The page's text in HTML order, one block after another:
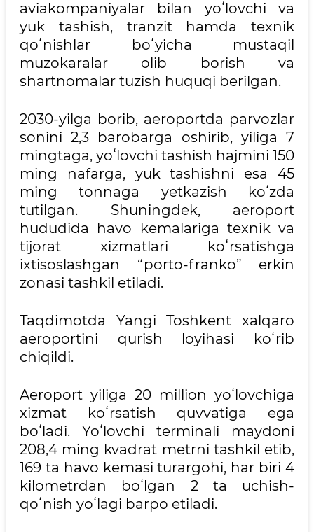
aviakompaniyalar bilan yoʻlovchi va
yuk tashish, tranzit hamda texnik
qoʻnishlar boʻyicha mustaqil
muzokaralar olib borish va
shartnomalar tuzish huquqi berilgan.
2030-yilga borib, aeroportda parvozlar
sonini 2,3 barobarga oshirib, yiliga 7
mingtaga, yoʻlovchi tashish hajmini 150
ming nafarga, yuk tashishni esa 45
ming tonnaga yetkazish koʻzda
tutilgan. Shuningdek, aeroport
hududida havo kemalariga texnik va
tijorat xizmatlari koʻrsatishga
ixtisoslashgan “porto-franko” erkin
zonasi tashkil etiladi.
Taqdimotda Yangi Toshkent xalqaro
aeroportini qurish loyihasi koʻrib
chiqildi.
Aeroport yiliga 20 million yoʻlovchiga
xizmat koʻrsatish quvvatiga ega
boʻladi. Yoʻlovchi terminali maydoni
208,4 ming kvadrat metrni tashkil etib,
169 ta havo kemasi turargohi, har biri 4
kilometrdan boʻlgan 2 ta uchish-
qoʻnish yoʻlagi barpo etiladi.